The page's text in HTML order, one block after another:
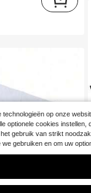
op onze
optionele cookies
gebruik van strikt
gebruiken en om uw